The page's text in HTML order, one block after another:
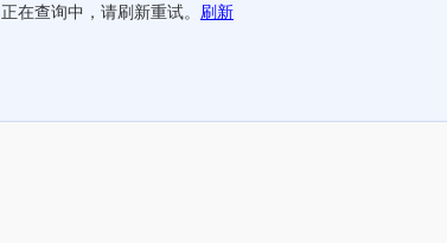
正在查询中，请刷新重试。 刷新